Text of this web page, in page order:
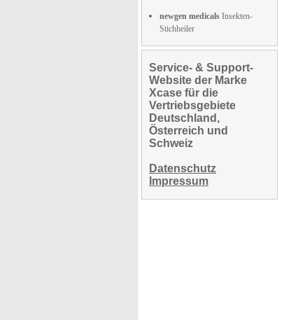
newgen medicals Insekten-
Stichheiler
Service- & Support-
Website der Marke
Xcase für die
Vertriebsgebiete
Deutschland,
Österreich und
Schweiz
Datenschutz
Impressum